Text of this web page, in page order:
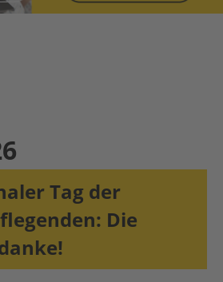
Tag der
Die